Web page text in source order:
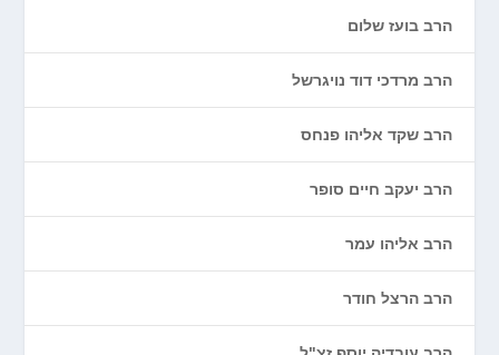
הרב בועז שלום
הרב מרדכי דוד נויגרשל
הרב שקד אליהו פנחס
הרב יעקב חיים סופר
הרב אליהו עמר
הרב הרצל חודר